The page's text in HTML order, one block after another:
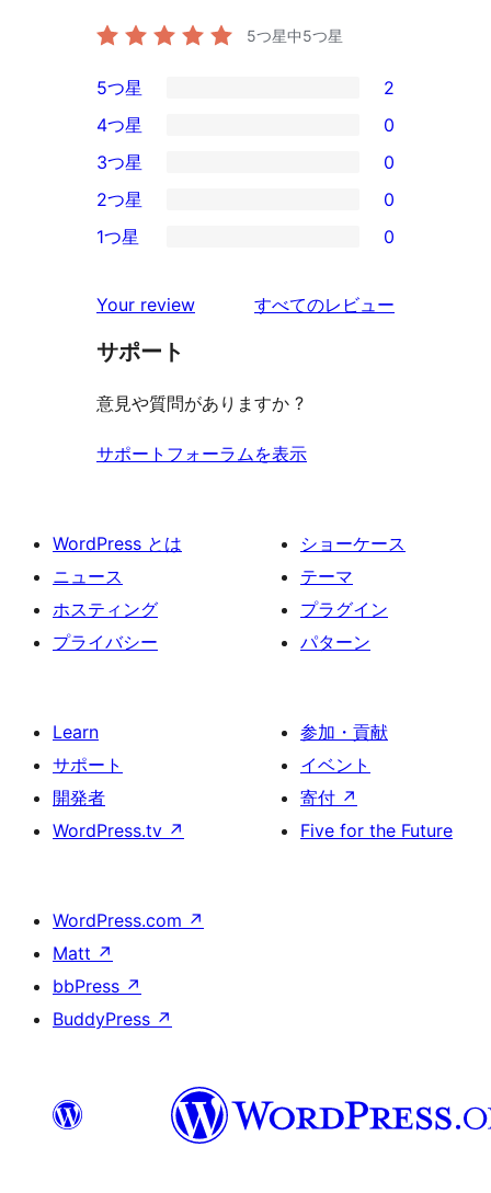
5つ星中5つ星
2
5-
星
レ
ビ
ー
5つ星 2
4-
星
レ
ュ
ー
4つ星 0
0
3-
星
ビ
ュ
3つ星 0
2-
レ
ビ
ー
2つ星 0
星
レ
ュ
ー
1つ星 0
Your review すべてのレビュー
サポート
意見や質問がありますか ?
サポートフォーラムを表示
WordPress とは
ニュース
ホスティング
プライバシー
ショーケース
テーマ
プラグイン
パターン
Learn
サポート
開発者
WordPress.tv ↗
参加・貢献
イベント
寄付 ↗
Five for the Future
WordPress.com ↗
Matt ↗
bbPress ↗
BuddyPress ↗